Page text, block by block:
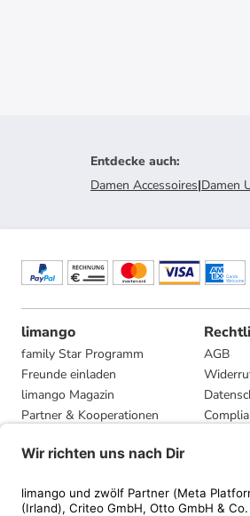
Entdecke auch:
Damen Accessoires|Damen
limango
family Star Programm
Freunde einladen
limango Magazin
Partner & Kooperationen
Presse
AGB